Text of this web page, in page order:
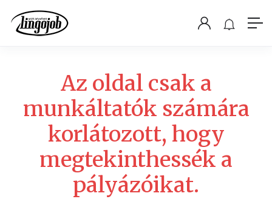
Az oldal csak a
munkáltatók számára
korlátozott, hogy
megtekinthessék a
pályázóikat.